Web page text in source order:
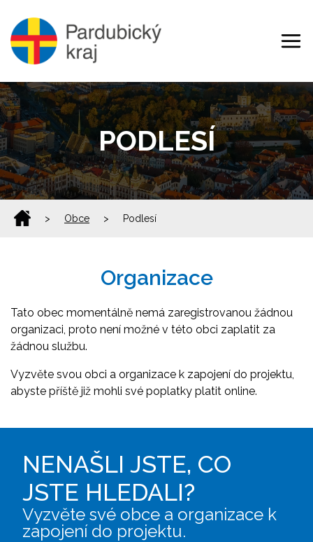
PODLESÍ
> Obce > Podlesí
Organizace
Tato obec momentálně nemá zaregistrovanou žádnou
organizaci, proto není možné v této obci zaplatit za
žádnou službu.
Vyzvěte svou obci a organizace k zapojení do projektu,
abyste příště již mohli své poplatky platit online.
NENAŠLI JSTE, CO
JSTE HLEDALI?
Vyzvěte své obce a organizace k
zapojení do projektu.